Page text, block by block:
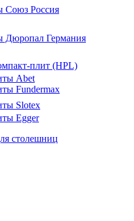
Союз Россия
Дюропал Германия
плит (HPL)
Abet
Fundermax
Slotex
Egger
столешниц